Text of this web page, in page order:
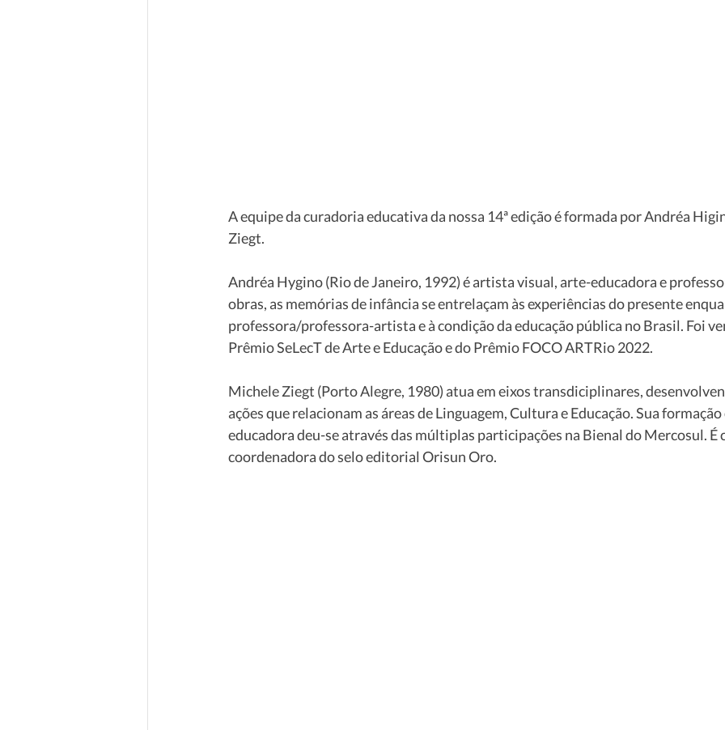
A equipe da curadoria educativa da nossa 14ª edição é formada por Andréa
Ziegt.
Andréa Hygino (Rio de Janeiro, 1992) é artista visual, arte-educadora e
obras, as memórias de infância se entrelaçam às experiências do presente
professora/professora-artista e à condição da educação pública no Brasil. Foi
Prêmio SeLecT de Arte e Educação e do Prêmio FOCO ARTRio 2022.
Michele Ziegt (Porto Alegre, 1980) atua em eixos transdiciplinares,
ações que relacionam as áreas de Linguagem, Cultura e Educação. Sua
educadora deu-se através das múltiplas participações na Bienal do Mercosul. É
coordenadora do selo editorial Orisun Oro.